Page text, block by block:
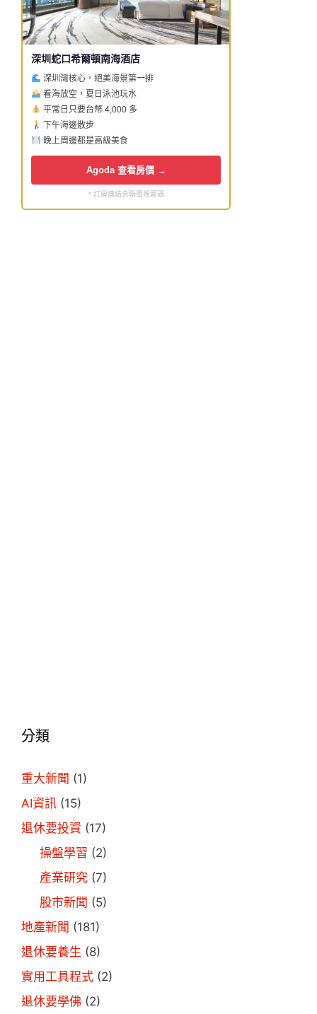
深圳蛇口希爾頓南海酒店
深圳灣核心，絕美海景第一排
看海放空，夏日泳池玩水
平常日只要台幣 4,000 多
下午海邊散步
晚上周邊都是高級美食
Agoda 查看房價 →
* 訂房連結含聯盟推薦碼
分類
重大新聞 (1)
AI資訊 (15)
退休要投資 (17)
操盤學習 (2)
產業研究(7)
股市新聞 (5)
地產新聞 (181)
退休要養生 (8)
實用工具程式 (2)
退休要學佛 (2)